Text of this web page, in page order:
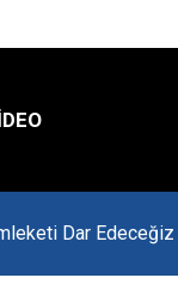
Dar Edeceğiz